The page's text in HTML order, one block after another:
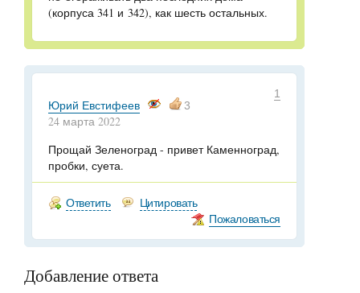
(корпуса 341 и 342), как шесть остальных.
1
Юрий Евстифеев 3
24 марта 2022
Прощай Зеленоград - привет Каменноград,
пробки, суета.
Ответить
Цитировать
Пожаловаться
Добавление ответа